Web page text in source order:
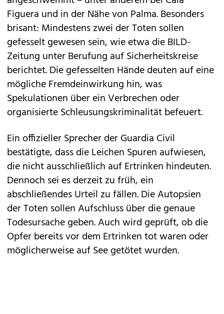
Figuera und in der Nähe von Palma. Besonders
brisant: Mindestens zwei der Toten sollen
gefesselt gewesen sein, wie etwa die BILD-
Zeitung unter Berufung auf Sicherheitskreise
berichtet. Die gefesselten Hände deuten auf eine
mögliche Fremdeinwirkung hin, was
Spekulationen über ein Verbrechen oder
organisierte Schleusungskriminalität befeuert.
Ein offizieller Sprecher der Guardia Civil
bestätigte, dass die Leichen Spuren aufwiesen,
die nicht ausschließlich auf Ertrinken hindeuten.
Dennoch sei es derzeit zu früh, ein
abschließendes Urteil zu fällen. Die Autopsien
der Toten sollen Aufschluss über die genaue
Todesursache geben. Auch wird geprüft, ob die
Opfer bereits vor dem Ertrinken tot waren oder
möglicherweise auf See getötet wurden.